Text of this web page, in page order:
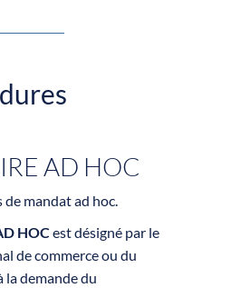
AD HOC
de mandat ad hoc.
HOCest désigné par le
de commerce ou du
la demande du